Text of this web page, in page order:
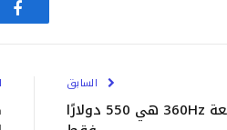
السابق
شاشة ألعاب OLED السريعة 360Hz هي 550 دولارًا